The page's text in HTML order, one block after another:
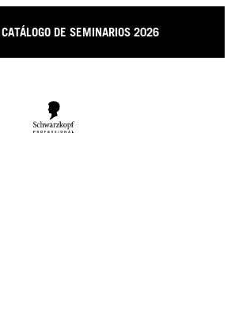
DE SEMINARIOS 2026